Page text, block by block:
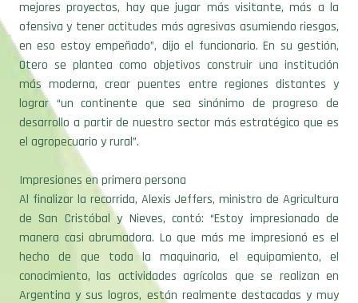
lograr “un continente que sea sinónimo de progreso de
desarrollo a partir de nuestro sector más estratégico que es
el agropecuario y rural”.
Impresiones en primera persona
Al finalizar la recorrida, Alexis Jeffers, ministro de Agricultura
de San Cristóbal y Nieves, contó: “Estoy impresionado de
manera casi abrumadora. Lo que más me impresionó es el
hecho de que toda la maquinaria, el equipamiento, el
conocimiento, las actividades agrícolas que se realizan en
Argentina y sus logros, están realmente destacadas y muy
bien mostradas durante toda la exposición. Toda Sudamérica
y de otros países también, deberían venir y ver lo que tiene la
agricultura argentina para ofrecerle al mundo”, dijo.
Por su parte, Winston Rudder, ministro de Agricultura de